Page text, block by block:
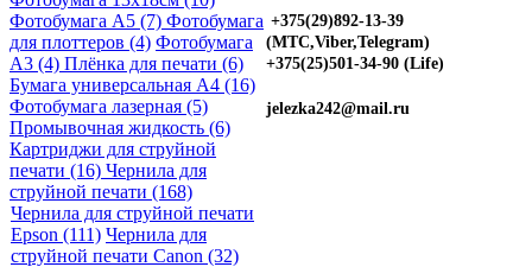
Фотобумага A5 (7) Фотобумага
для плоттеров (4) Фотобумага
A3 (4) Плёнка для печати (6)
Бумага универсальная A4 (16)
Фотобумага лазерная (5)
Промывочная жидкость (6)
Картриджи для струйной
печати (16) Чернила для
струйной печати (168)
Чернила для струйной печати
Epson (111) Чернила для
струйной печати Canon (32)
+375(29)892-13-39
(МТС,Viber,Telegram)
+375(25)501-34-90 (Life)
jelezka242@mail.ru